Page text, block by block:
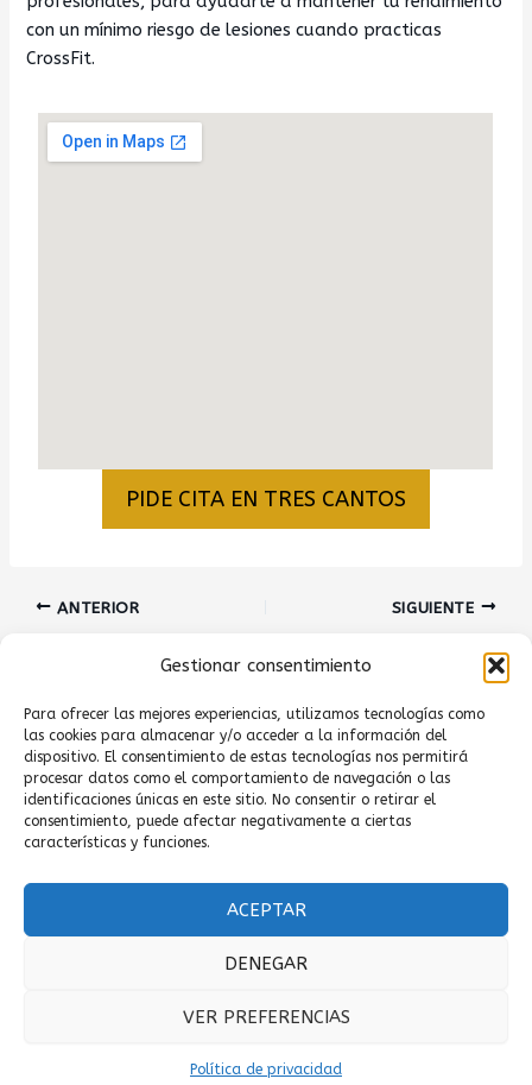
Gestionar consentimiento
Para ofrecer las mejores experiencias, utilizamos tecnologías como
las cookies para almacenar y/o acceder a la información del
dispositivo. El consentimiento de estas tecnologías nos permitirá
procesar datos como el comportamiento de navegación o las
identificaciones únicas en este sitio. No consentir o retirar el
consentimiento, puede afectar negativamente a ciertas
características y funciones.
ACEPTAR
DENEGAR
VER PREFERENCIAS
Política de privacidad
con un mínimo riesgo de lesiones cuando practicas
CrossFit.
PIDE CITA EN TRES CANTOS
Navegación
ANTERIOR SIGUIENTE
Clínica fisioterapia en el Cañaveral
Clínica Fisioterapia en Tres Cantos
Aviso legal
Política de privacidad
Desarrollado por Mondo